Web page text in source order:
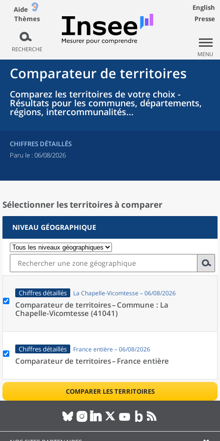
Aide
Thèmes
RECHERCHE
English
Presse
MENU
Comparateur de territoires
Comparez les territoires de votre choix -
Résultats pour les communes, départements,
régions, intercommunalités...
CHIFFRES DÉTAILLÉS
Paru le : 06/08/2026
Sélectionner les territoires à comparer
NIVEAU GÉOGRAPHIQUE
Chiffres détaillés La Chapelle-Vicomtesse – 06/08/2026
Comparateur de territoires – Commune : La
Chapelle-Vicomtesse (41041)
Chiffres détaillés France entière – 06/08/2026
Comparateur de territoires – France entière
COMPARER LES TERRITOIRES